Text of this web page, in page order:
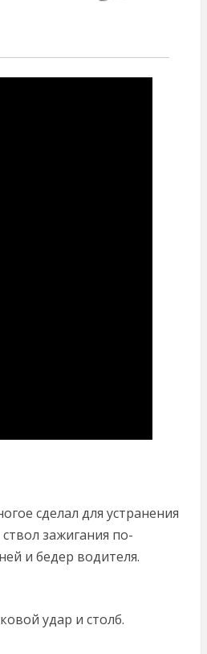
сделал для устранения
зажигания по-
и бедер водителя.
удар и столб.